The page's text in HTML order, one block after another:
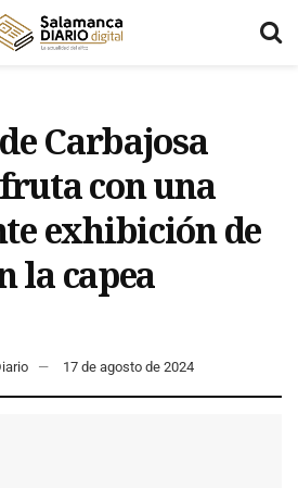
Carbajosa
con una
exhibición de
la capea
17 de agosto de 2024